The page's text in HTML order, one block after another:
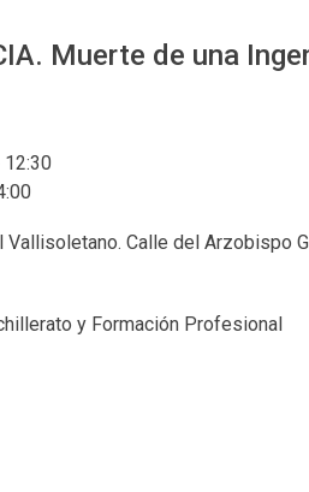
Muerte de una
Calle del Arzobispo
y Formación Profesional